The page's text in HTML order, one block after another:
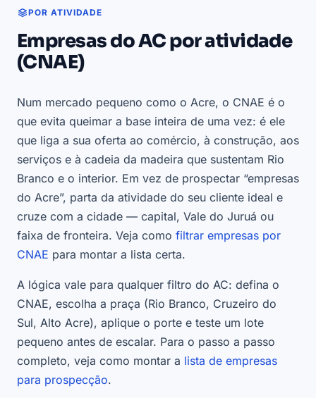
POR ATIVIDADE
Empresas do AC por atividade
(CNAE)
Num mercado pequeno como o Acre, o CNAE é o
que evita queimar a base inteira de uma vez: é ele
que liga a sua oferta ao comércio, à construção, aos
serviços e à cadeia da madeira que sustentam Rio
Branco e o interior. Em vez de prospectar “empresas
do Acre”, parta da atividade do seu cliente ideal e
cruze com a cidade — capital, Vale do Juruá ou
faixa de fronteira. Veja como filtrar empresas por
CNAE para montar a lista certa.
A lógica vale para qualquer filtro do AC: defina o
CNAE, escolha a praça (Rio Branco, Cruzeiro do
Sul, Alto Acre), aplique o porte e teste um lote
pequeno antes de escalar. Para o passo a passo
completo, veja como montar a lista de empresas
para prospecção.